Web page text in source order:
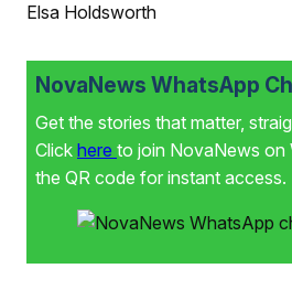
Elsa Holdsworth
NovaNews WhatsApp
Get the stories that matter,
Click here to join NovaNews on
the QR code for instant access.